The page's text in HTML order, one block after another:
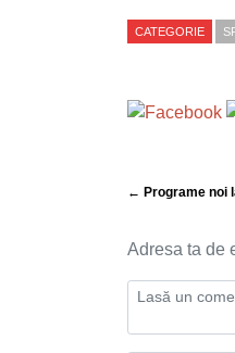
CATEGORIE
← Programe noi
Adresa ta de